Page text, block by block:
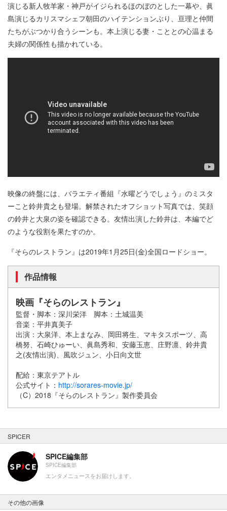
演じる新人牧羊家・神戸がイジられるほのぼのとした一幕や、眞
島演じるカリスマシェフ朝田のハイテンションぶり、亘理と仲間
たちがぶつかり合うシーンも。本上演じる妻・こととの心温まる
夫婦の関係性も描かれている。
映像の終盤には、バラエティ番組『水曜どうでしょう』のミスタ
ーこと鈴井貴之も登場。解禁されたオフショット写真では、笑顔
の鈴井と大泉の姿を確認できる。友情出演した鈴井は、本編でど
のような役割を果たすのか。
『そらのレストラン』は2019年1月25日(金)全国ロードショー。
作品情報
映画『そらのレストラン』
監督・脚本：深川栄洋 脚本：土城温美
音楽：平井真美子
出演：大泉洋、本上まなみ、岡田将生、マキタスポーツ、高
橋努、石崎ひゅーい、眞島秀和、安藤玉恵、庄野凛、鈴井貴
之(友情出演)、風吹ジュン、小日向文世
配給：東京テアトル
公式サイト： http://sorares-movie.jp/
（C）2018『そらのレストラン』製作委員会
SPICER
SPICE編集部
SPICE編集部
エンタメニュースをお届けします。
その他の画像